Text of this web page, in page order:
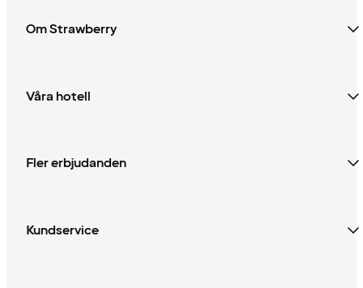
Om Strawberry
Våra hotell
Fler erbjudanden
Kundservice